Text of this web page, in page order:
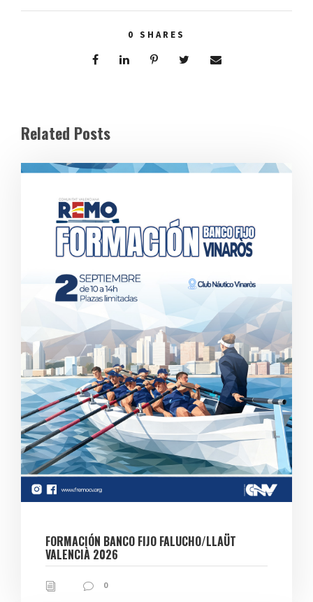
0 SHARES
Related Posts
FORMACIÓN BANCO FIJO FALUCHO/LLAÜT
VALENCIÀ 2026
0